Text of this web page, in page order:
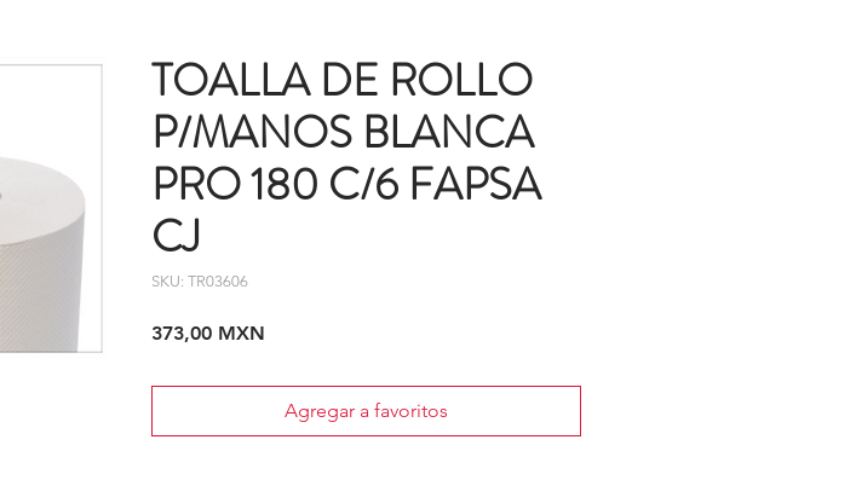
TOALLA DE ROLLO
P/MANOS BLANCA
PRO 180 C/6 FAPSA
CJ
SKU: TR03606
373,00 MXN
Agregar a favoritos